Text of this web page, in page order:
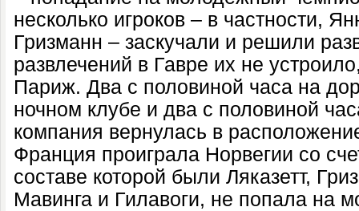
несколько игроков – в частности,
Гризманн – заскучали и решили
развлечений в Гавре их не
Париж. Два с половиной часа на
ночном клубе и два с половиной
компания вернулась в
Франция проиграла Норвегии со
составе которой были Ляказетт,
Мавинга и Гилавоги, не попала на